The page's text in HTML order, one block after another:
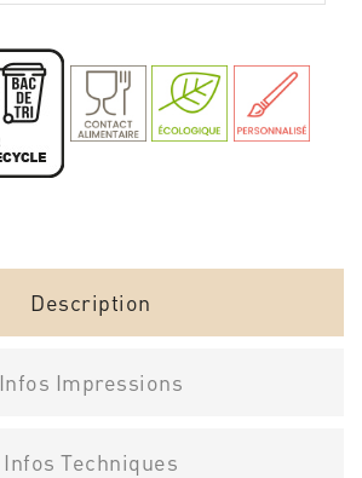
Description
Infos Impressions
Infos Techniques